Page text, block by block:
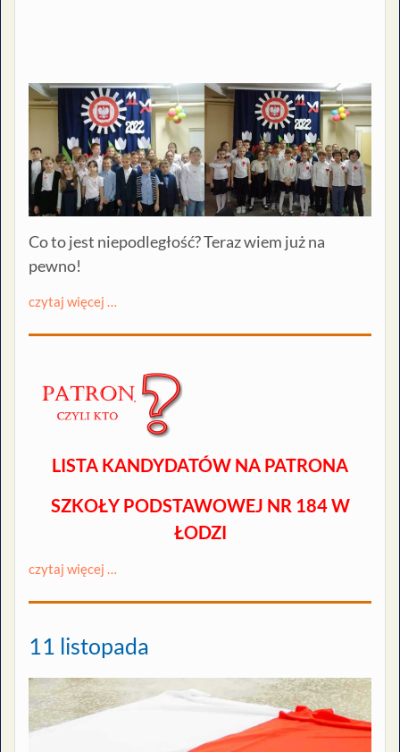
Co to jest niepodległość? Teraz wiem już na
pewno!
czytaj więcej …
LISTA KANDYDATÓW NA PATRONA
SZKOŁY PODSTAWOWEJ NR 184 W
ŁODZI
czytaj więcej …
11 listopada